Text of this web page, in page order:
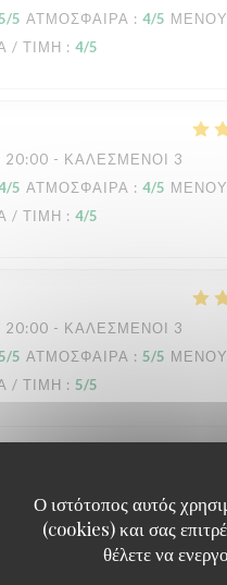
Ο ιστότοπος αυτός
(cookies) και σας
θέλετε να
/5 ΑΤΜΌΣΦΑΙΡΑ : 4/5 ΜΕΝΟΎ
/ ΤΙΜΉ : 4/5
20:00 - ΚΑΛΕΣΜΈΝΟΙ 3
/5 ΑΤΜΌΣΦΑΙΡΑ : 4/5 ΜΕΝΟΎ
/ ΤΙΜΉ : 4/5
20:00 - ΚΑΛΕΣΜΈΝΟΙ 3
/5 ΑΤΜΌΣΦΑΙΡΑ : 5/5 ΜΕΝΟΎ
/ ΤΙΜΉ : 5/5